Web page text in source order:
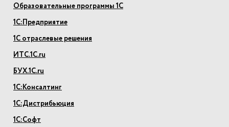
Образовательные программы 1С
1С:Предприятие
1С отраслевые решения
ИТС.1С.ru
БУХ.1С.ru
1С:Консалтинг
1С:Дистрибьюция
1С:Софт